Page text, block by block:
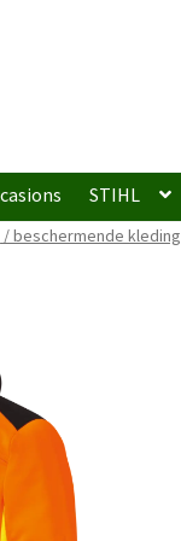
STIHL
beschermende kleding